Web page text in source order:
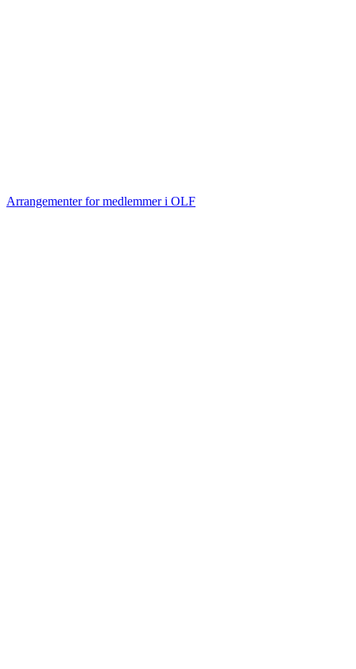
Arrangementer for medlemmer i OLF